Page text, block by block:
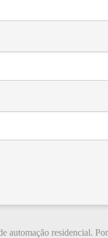
automação residencial.